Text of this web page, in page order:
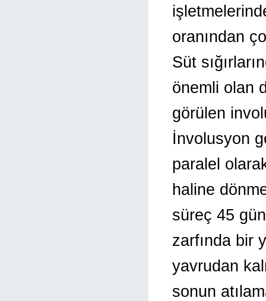
oranından
Süt
önemli olan
görülen
İnvolusyon
paralel
haline
süreç 45
zarfında bir
yavrudan
sonun